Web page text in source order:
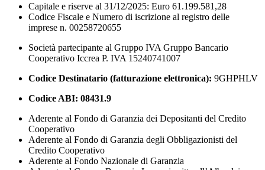
Capitale e riserve al 31/12/2025: Euro 61.199.581,28
Codice Fiscale e Numero di iscrizione al registro delle
imprese n. 00258720655
Società partecipante al Gruppo IVA Gruppo Bancario
Cooperativo Iccrea P. IVA 15240741007
Codice Destinatario (fatturazione elettronica): 9GHPHLV
Codice ABI: 08431.9
Aderente al Fondo di Garanzia dei Depositanti del Credito
Cooperativo
Aderente al Fondo di Garanzia degli Obbligazionisti del
Credito Cooperativo
Aderente al Fondo Nazionale di Garanzia